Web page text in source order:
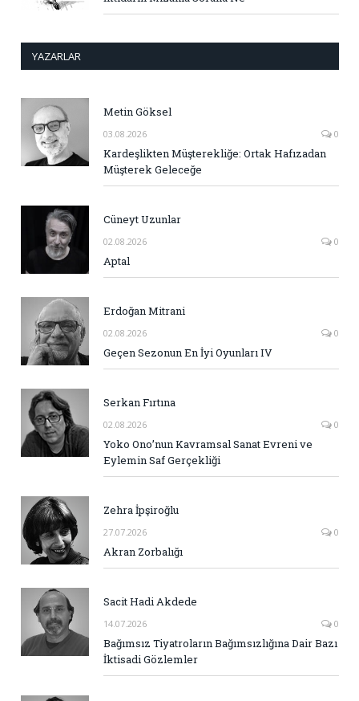
YAZARLAR
Metin Göksel
03.08.2026 0
Kardeşlikten Müşterekliğe: Ortak Hafızadan
Müşterek Geleceğe
Cüneyt Uzunlar
02.08.2026 0
Aptal
Erdoğan Mitrani
02.08.2026 0
Geçen Sezonun En İyi Oyunları IV
Serkan Fırtına
02.08.2026 0
Yoko Ono’nun Kavramsal Sanat Evreni ve
Eylemin Saf Gerçekliği
Zehra İpşiroğlu
27.07.2026 0
Akran Zorbalığı
Sacit Hadi Akdede
14.07.2026 0
Bağımsız Tiyatroların Bağımsızlığına Dair Bazı
İktisadi Gözlemler